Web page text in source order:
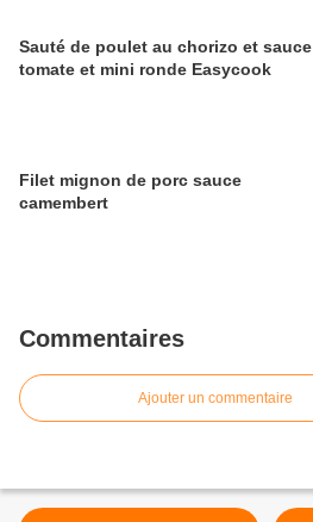
Sauté de poulet au chorizo et sauce
tomate et mini ronde Easycook
Filet mignon de porc sauce
camembert
Commentaires
Ajouter un commentaire